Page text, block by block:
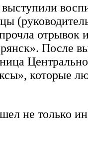
отрывок
После
которые
не только